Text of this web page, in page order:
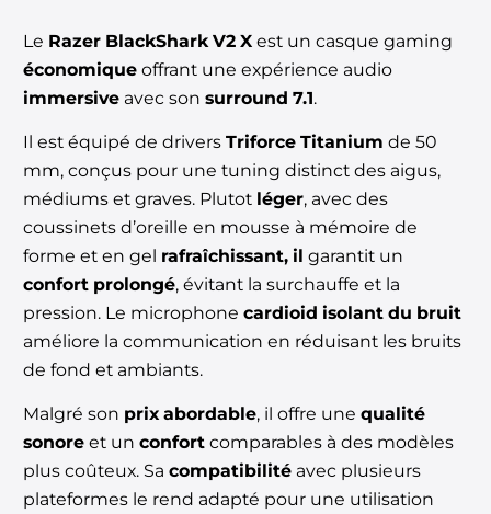
Le Razer BlackShark V2 X est un casque gaming
économique offrant une expérience audio
immersive avec son surround 7.1.
Il est équipé de drivers Triforce Titanium de 50
mm, conçus pour une tuning distinct des aigus,
médiums et graves. Plutot léger, avec des
coussinets d’oreille en mousse à mémoire de
forme et en gel rafraîchissant, il garantit un
confort prolongé, évitant la surchauffe et la
pression. Le microphone cardioid isolant du bruit
améliore la communication en réduisant les bruits
de fond et ambiants.
Malgré son prix abordable, il offre une qualité
sonore et un confort comparables à des modèles
plus coûteux. Sa compatibilité avec plusieurs
plateformes le rend adapté pour une utilisation